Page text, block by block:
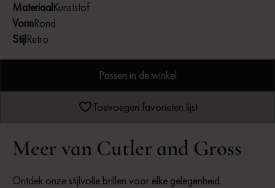
MateriaalKunststof
VormRond
StijlRetro
Passen in de winkel
Toevoegen favorieten lijst
Meer van Cutler and Gross
Ontdek onze stijlvolle brillen voor elke gelegenheid.